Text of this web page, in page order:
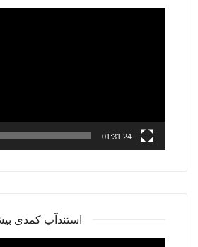
01:31:24
استندآپ کمدی